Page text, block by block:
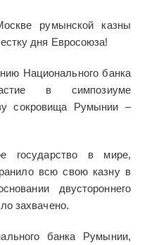
румынской казны
дня Евросоюза!
Национального банка
в симпозиуме
сокровища Румынии –
государство в мире,
всю свою казну в
двустороннего
захвачено.
банка Румынии,